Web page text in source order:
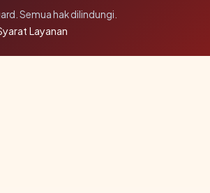
Semua hak dilindungi.
Layanan